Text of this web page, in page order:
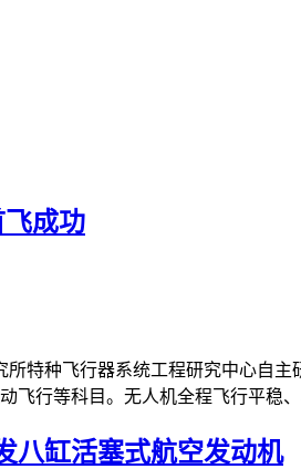
飞成功
特种飞行器系统工程研究中心自
飞行等科目。无人机全程飞行平稳
八缸活塞式航空发动机